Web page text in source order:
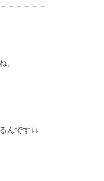
－－－－－
。
んです↓↓